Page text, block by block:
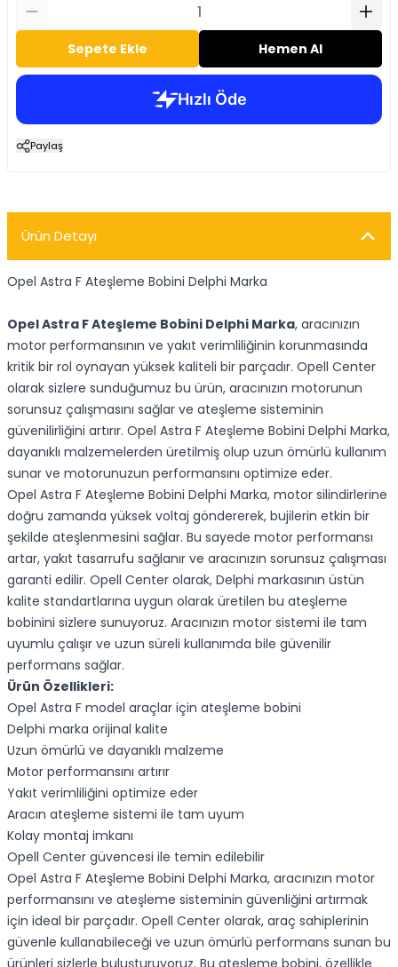
Sepete Ekle Hemen Al
Paylaş
Ürün Detayı
Opel Astra F Ateşleme Bobini Delphi Marka
Opel Astra F Ateşleme Bobini Delphi Marka, aracınızın
motor performansının ve yakıt verimliliğinin korunmasında
kritik bir rol oynayan yüksek kaliteli bir parçadır. Opell Center
olarak sizlere sunduğumuz bu ürün, aracınızın motorunun
sorunsuz çalışmasını sağlar ve ateşleme sisteminin
güvenilirliğini artırır. Opel Astra F Ateşleme Bobini Delphi Marka,
dayanıklı malzemelerden üretilmiş olup uzun ömürlü kullanım
sunar ve motorunuzun performansını optimize eder.
Opel Astra F Ateşleme Bobini Delphi Marka, motor silindirlerine
doğru zamanda yüksek voltaj göndererek, bujilerin etkin bir
şekilde ateşlenmesini sağlar. Bu sayede motor performansı
artar, yakıt tasarrufu sağlanır ve aracınızın sorunsuz çalışması
garanti edilir. Opell Center olarak, Delphi markasının üstün
kalite standartlarına uygun olarak üretilen bu ateşleme
bobinini sizlere sunuyoruz. Aracınızın motor sistemi ile tam
uyumlu çalışır ve uzun süreli kullanımda bile güvenilir
performans sağlar.
Ürün Özellikleri:
Opel Astra F model araçlar için ateşleme bobini
Delphi marka orijinal kalite
Uzun ömürlü ve dayanıklı malzeme
Motor performansını artırır
Yakıt verimliliğini optimize eder
Aracın ateşleme sistemi ile tam uyum
Kolay montaj imkanı
Opell Center güvencesi ile temin edilebilir
Opel Astra F Ateşleme Bobini Delphi Marka, aracınızın motor
performansını ve ateşleme sisteminin güvenliğini artırmak
için ideal bir parçadır. Opell Center olarak, araç sahiplerinin
güvenle kullanabileceği ve uzun ömürlü performans sunan bu
ürünleri sizlerle buluşturuyoruz. Bu ateşleme bobini, özellikle